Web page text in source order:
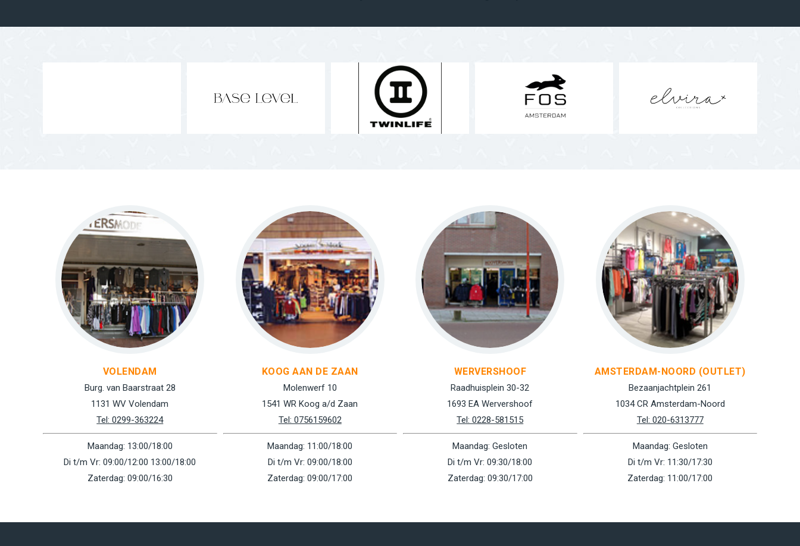
VOLENDAM
Burg. van Baarstraat 28
1131 WV Volendam
Tel: 0299-363224
Maandag: 13:00/18:00
Di t/m Vr: 09:00/12:00 13:00/18:00
Zaterdag: 09:00/16:30
KOOG AAN DE ZAAN
Molenwerf 10
1541 WR Koog a/d Zaan
Tel: 0756159602
Maandag: 11:00/18:00
Di t/m Vr: 09:00/18:00
Zaterdag: 09:00/17:00
WERVERSHOOF
Raadhuisplein 30-32
1693 EA Wervershoof
Tel: 0228-581515
Maandag: Gesloten
Di t/m Vr: 09:30/18:00
Zaterdag: 09:30/17:00
AMSTERDAM-NOORD (OUTLET)
Bezaanjachtplein 261
1034 CR Amsterdam-Noord
Tel: 020-6313777
Maandag: Gesloten
Di t/m Vr: 11:30/17:30
Zaterdag: 11:00/17:00